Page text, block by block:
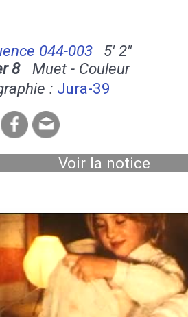
044-003
5' 2''
8Muet - Couleur
: Jura-39
Voir la notice